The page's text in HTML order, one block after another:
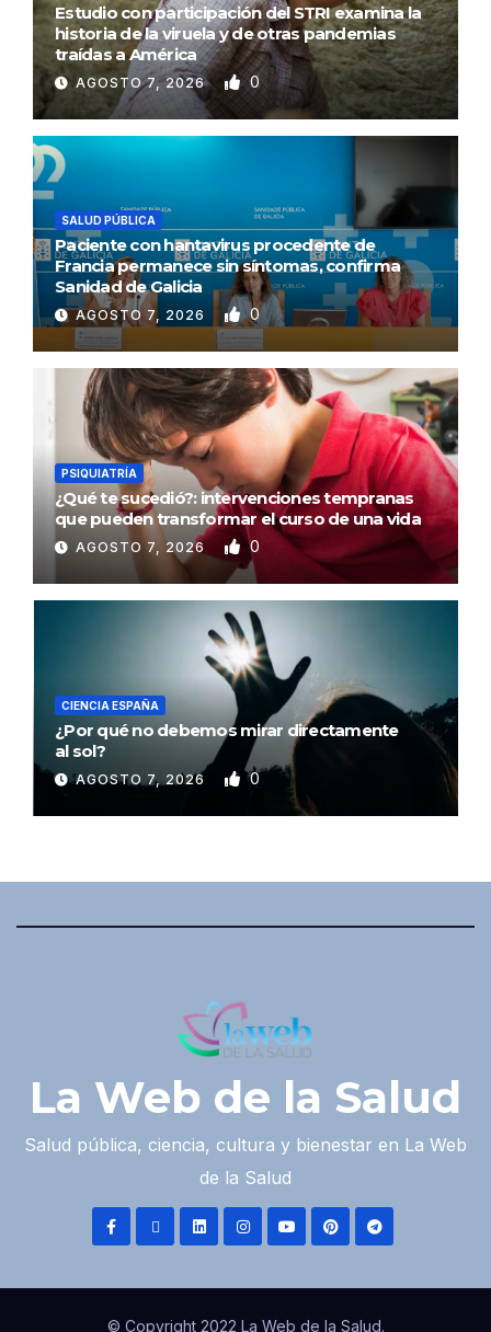
Estudio con participación del STRI examina la
historia de la viruela y de otras pandemias
traídas a América
AGOSTO 7, 2026 0
SALUD PÚBLICA
Paciente con hantavirus procedente de
Francia permanece sin síntomas, confirma
Sanidad de Galicia
AGOSTO 7, 2026 0
PSIQUIATRÍA
¿Qué te sucedió?: intervenciones tempranas
que pueden transformar el curso de una vida
AGOSTO 7, 2026 0
CIENCIA ESPAÑA
¿Por qué no debemos mirar directamente
al sol?
AGOSTO 7, 2026 0
La Web de la Salud
Salud pública, ciencia, cultura y bienestar en La Web
de la Salud
© Copyright 2022 La Web de la Salud.